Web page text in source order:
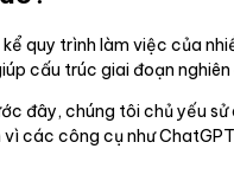
quy trình làm việc của
cấu trúc giai đoạn nghiên
đây, chúng tôi chủ yếu
các công cụ như